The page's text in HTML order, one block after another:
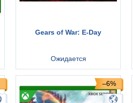
Gears of War: E-Day
Ожидается
–6%